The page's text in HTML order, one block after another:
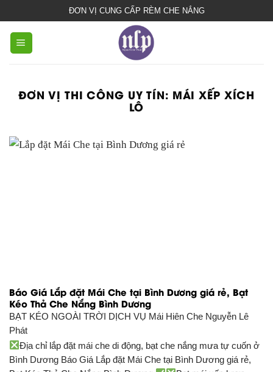
che
nắng
mưa
ĐƠN VỊ CUNG CẤP RÈM CHE NẮNG
ĐƠN VỊ THI CÔNG UY TÍN: MÁI XẾP XÍCH
LÔ
Báo Giá Lắp đặt Mái Che tại Bình Dương giá rẻ, Bạt
Kéo Thả Che Nắng Bình Dương
BẠT KÉO NGOÀI TRỜI DỊCH VỤ Mái Hiên Che Nguyễn Lê
Phát
Địa chỉ lắp đặt mái che di động, bạt che nắng mưa tự cuốn ở
Bình Dương Báo Giá Lắp đặt Mái Che tại Bình Dương giá rẻ,